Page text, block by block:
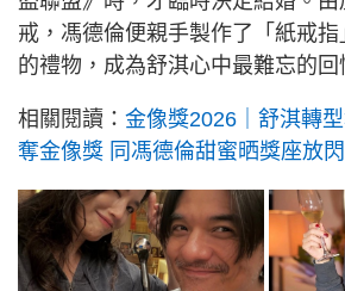
戒，馮德倫便親手製作了「紙戒
的禮物，成為舒淇心中最難忘的回
相關閱讀： 金像獎2026｜舒淇轉
奪金像獎 同馮德倫甜蜜晒獎座放閃